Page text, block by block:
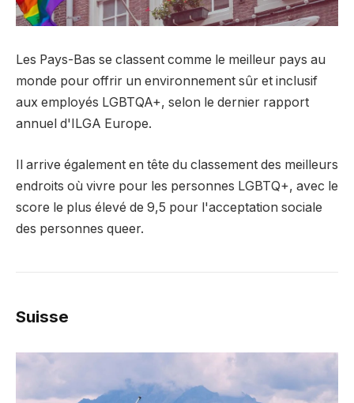
Les Pays-Bas se classent comme le meilleur pays au
monde pour offrir un environnement sûr et inclusif
aux employés LGBTQA+, selon le dernier rapport
annuel d'ILGA Europe.
Il arrive également en tête du classement des meilleurs
endroits où vivre pour les personnes LGBTQ+, avec le
score le plus élevé de 9,5 pour l'acceptation sociale
des personnes queer.
Suisse